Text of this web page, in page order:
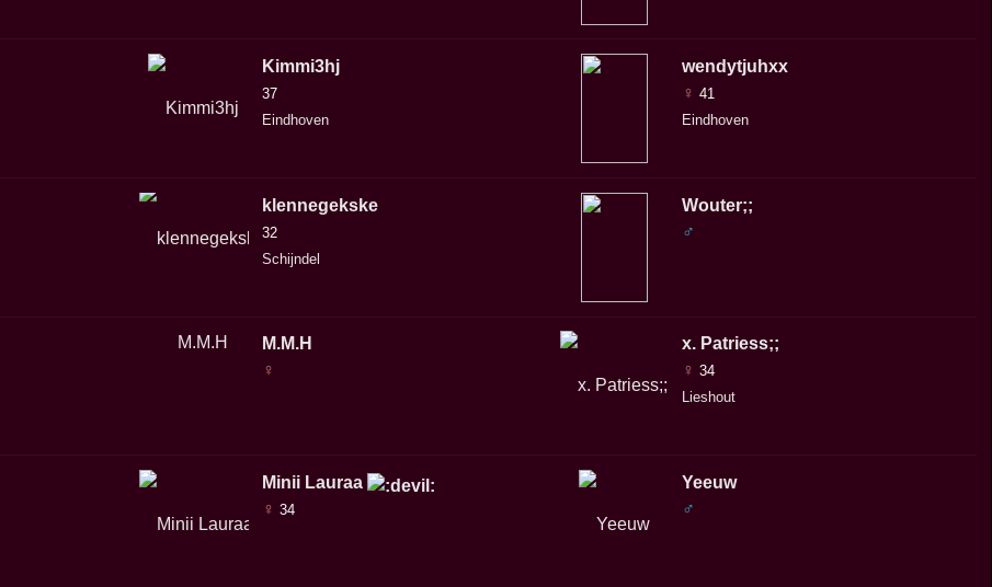
Kimmi3hj
37
Eindhoven
klennegekske
32
Schijndel
M.M.H
♀
Minii Lauraa
♀ 34
wendytjuhxx
♀ 41
Eindhoven
Wouter;;
♂
x. Patriess;;
♀ 34
Lieshout
Yeeuw
♂